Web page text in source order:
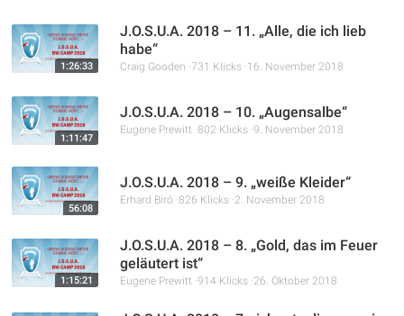
1:26:33
J.O.S.U.A. 2018 – 11. „Alle, die ich lieb
habe“
Craig Gooden 731 Klicks 16. November 2018
1:11:47
J.O.S.U.A. 2018 – 10. „Augensalbe“
Eugene Prewitt 802 Klicks 9. November 2018
56:08
J.O.S.U.A. 2018 – 9. „weiße Kleider“
Erhard Biró 826 Klicks 2. November 2018
1:15:21
J.O.S.U.A. 2018 – 8. „Gold, das im Feuer
geläutert ist“
Eugene Prewitt 914 Klicks 26. Oktober 2018